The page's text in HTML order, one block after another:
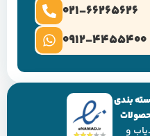
0912-4455400
021-66265626
بندی
و